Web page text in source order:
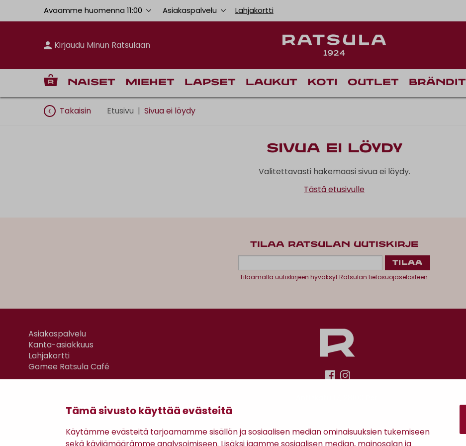
Tämä sivusto käyttää evästeitä
Käytämme evästeitä tarjoamamme sisällön ja sosiaalisen median ominaisuuksien tukemiseen
Avaamme huomenna 11:00 Asiakaspalvelu Lahjakortti
Kirjaudu Minun Ratsulaan
Naiset Miehet Lapset Laukut Koti Outlet Brändit
Takaisin Etusivu | Sivua ei löydy
Sivua ei löydy
Valitettavasti hakemaasi sivua ei löydy.
Tästä etusivulle
TILAA RATSULAN UUTISKIRJE
Tilaamalla uutiskirjeen hyväksytRatsulan tietosuojaselosteen.
Asiakaspalvelu
Kanta-asiakkuus
Lahjakortti
Gomee Ratsula Café